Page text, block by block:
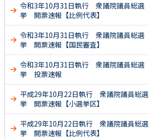
令和3年10月31日執行 衆議院議員総選
挙 開票速報【比例代表】
令和3年10月31日執行 衆議院議員総選
挙 開票速報【国民審査】
令和3年10月31日執行 衆議院議員総選
挙 投票速報
平成29年10月22日執行 衆議院議員総選
挙 開票速報【小選挙区】
平成29年10月22日執行 衆議院議員総選
挙 開票速報【比例代表】